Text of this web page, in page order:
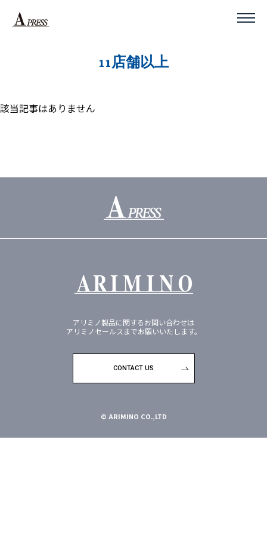
11店舗以上
該当記事はありません
アリミノ製品に関するお問い合わせは
アリミノセールスまでお願いいたします。
CONTACT US
© ARIMINO CO.,LTD